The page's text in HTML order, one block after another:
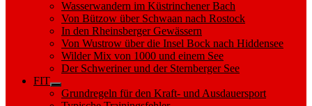
Wasserwandern im Küstrinchener Bach
Von Bützow über Schwaan nach Rostock
In den Rheinsberger Gewässern
Von Wustrow über die Insel Bock nach Hiddensee
Wilder Mix von 1000 und einem See
Der Schweriner und der Sternberger See
FIT
Show
sub
Grundregeln für den Kraft- und Ausdauersport